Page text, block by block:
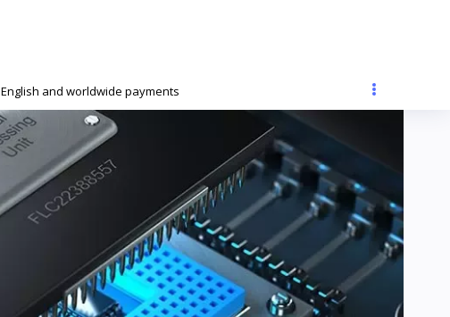
English and worldwide payments